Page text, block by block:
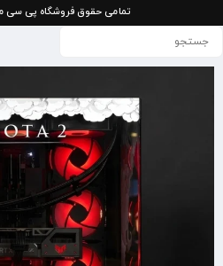
تمامی حقوق فروشگاه پی سی